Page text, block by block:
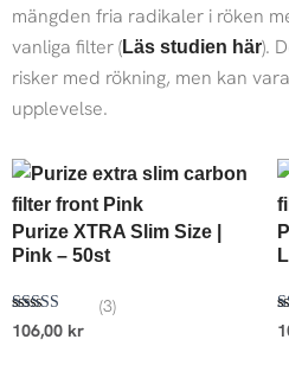
mängden fria radikaler i röken
vanliga filter (Läs studien här).
risker med rökning, men kan
upplevelse.
Purize XTRA Slim Size |
Pink – 50st
Betygsatt
5.00
(3)
106,00 kr